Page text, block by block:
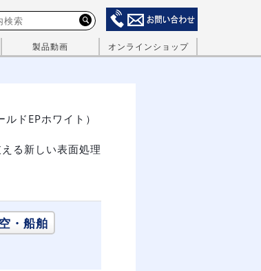
製品動画 オンラインショップ
ドEPホワイト）
る新しい表面処理
・船舶